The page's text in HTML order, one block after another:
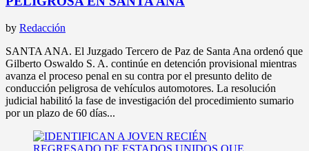
by Redacción
SANTA ANA. El Juzgado Tercero de Paz de Santa Ana ordenó que
Gilberto Oswaldo S. A. continúe en detención provisional mientras
avanza el proceso penal en su contra por el presunto delito de
conducción peligrosa de vehículos automotores. La resolución
judicial habilitó la fase de investigación del procedimiento sumario
por un plazo de 60 días...